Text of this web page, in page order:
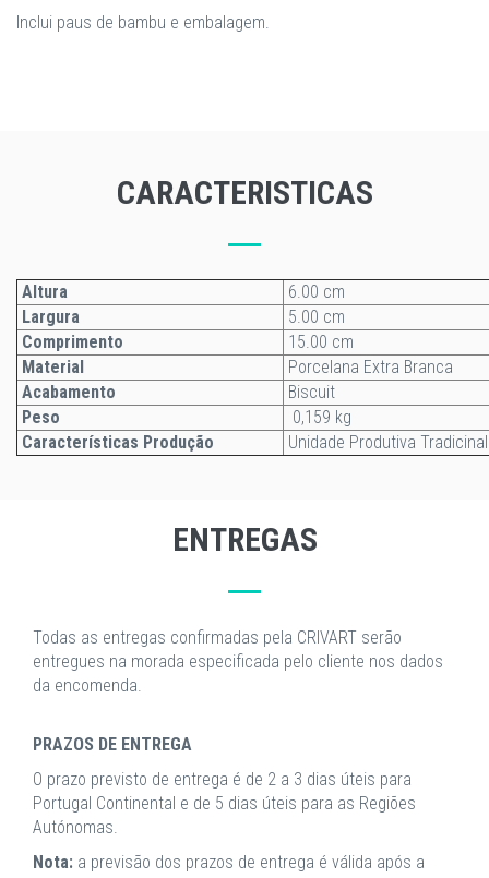
Inclui paus de bambu e embalagem.
CARACTERISTICAS
Altura
6.00 cm
Largura
5.00 cm
Comprimento
15.00 cm
Material
Porcelana Extra Branca
Acabamento
Biscuit
Peso
0,159 kg
Características Produção
Unidade Produtiva Tradicinal
ENTREGAS
Todas as entregas confirmadas pela CRIVART serão
entregues na morada especificada pelo cliente nos dados
da encomenda.
PRAZOS DE ENTREGA
O prazo previsto de entrega é de 2 a 3 dias úteis para
Portugal Continental e de 5 dias úteis para as Regiões
Autónomas.
Nota: a previsão dos prazos de entrega é válida após a